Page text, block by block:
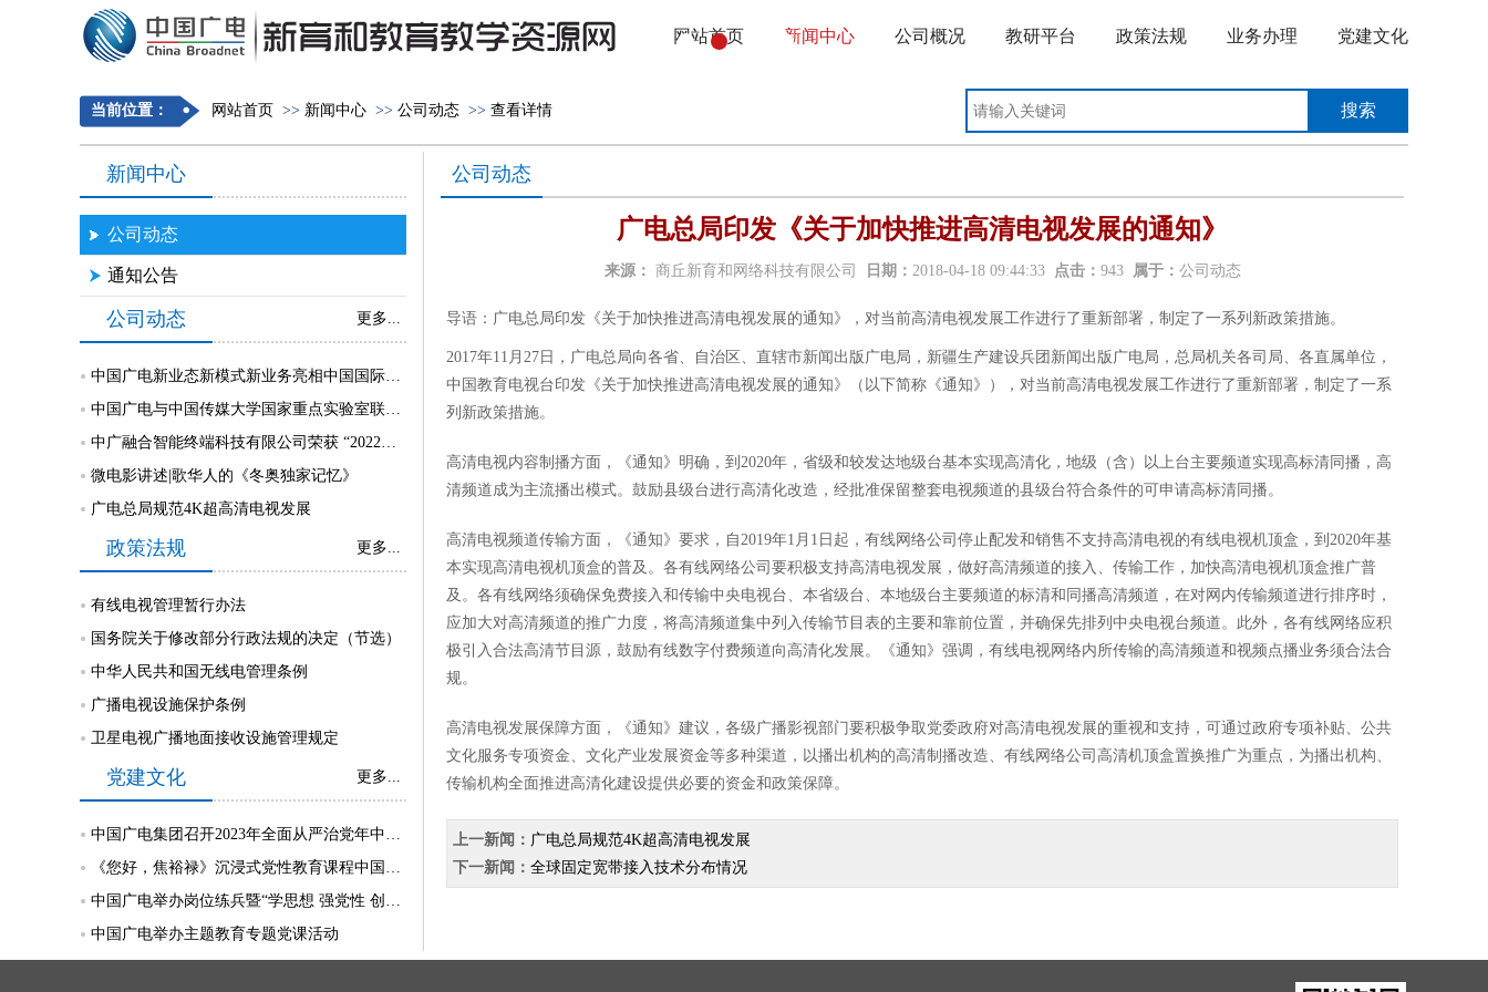
网站首页 新闻中心 公司概况 教研平台 政策法规 业务办理 党建文化
当前位置： 网站首页 >> 新闻中心 >> 公司动态 >> 查看详情
新闻中心
公司动态
通知公告
更多...
公司动态
中国广电新业态新模式新业务亮相中国国际大数据产业博览会
中国广电与中国传媒大学国家重点实验室联合开展电视大屏安全互动研究
中广融合智能终端科技有限公司荣获 “2022年中关村5G创新应用大赛总决赛”三等奖
微电影讲述|歌华人的《冬奥独家记忆》
广电总局规范4K超高清电视发展
更多...
政策法规
有线电视管理暂行办法
国务院关于修改部分行政法规的决定（节选）
中华人民共和国无线电管理条例
广播电视设施保护条例
卫星电视广播地面接收设施管理规定
更多...
党建文化
中国广电集团召开2023年全面从严治党年中督责工作部署会
《您好，焦裕禄》沉浸式党性教育课程中国广电专场活动成功举行
中国广电举办岗位练兵暨“学思想 强党性 创未来”知识挑战赛
中国广电举办主题教育专题党课活动
公司动态
广电总局印发《关于加快推进高清电视发展的通知》
来源： 商丘新育和网络科技有限公司 日期： 2018-04-18 09:44:33 点击： 943 属于： 公司动态
导语：广电总局印发《关于加快推进高清电视发展的通知》，对当前高清电视发展工作进行了重新部署，制定了一系列新政策措施。
2017年11月27日，广电总局向各省、自治区、直辖市新闻出版广电局，新疆生产建设兵团新闻出版广电局，总局机关各司局、各直属单位，
中国教育电视台印发《关于加快推进高清电视发展的通知》（以下简称《通知》），对当前高清电视发展工作进行了重新部署，制定了一系
列新政策措施。
高清电视内容制播方面，《通知》明确，到2020年，省级和较发达地级台基本实现高清化，地级（含）以上台主要频道实现高标清同播，高
清频道成为主流播出模式。鼓励县级台进行高清化改造，经批准保留整套电视频道的县级台符合条件的可申请高标清同播。
高清电视频道传输方面，《通知》要求，自2019年1月1日起，有线网络公司停止配发和销售不支持高清电视的有线电视机顶盒，到2020年基
本实现高清电视机顶盒的普及。各有线网络公司要积极支持高清电视发展，做好高清频道的接入、传输工作，加快高清电视机顶盒推广普
及。各有线网络须确保免费接入和传输中央电视台、本省级台、本地级台主要频道的标清和同播高清频道，在对网内传输频道进行排序时，
应加大对高清频道的推广力度，将高清频道集中列入传输节目表的主要和靠前位置，并确保先排列中央电视台频道。此外，各有线网络应积
极引入合法高清节目源，鼓励有线数字付费频道向高清化发展。《通知》强调，有线电视网络内所传输的高清频道和视频点播业务须合法合
规。
高清电视发展保障方面，《通知》建议，各级广播影视部门要积极争取党委政府对高清电视发展的重视和支持，可通过政府专项补贴、公共
文化服务专项资金、文化产业发展资金等多种渠道，以播出机构的高清制播改造、有线网络公司高清机顶盒置换推广为重点，为播出机构、
传输机构全面推进高清化建设提供必要的资金和政策保障。
上一新闻： 广电总局规范4K超高清电视发展
下一新闻： 全球固定宽带接入技术分布情况